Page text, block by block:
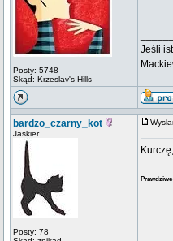
Posty: 5748
Skąd: Krzeslav's Hills
Jeśli
bardzo_czarny_kot
Jaskier
Posty: 78